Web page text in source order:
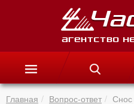
Главная Вопрос-ответ